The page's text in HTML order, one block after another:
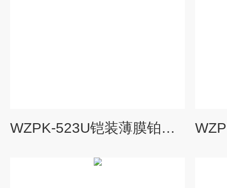
WZPK-523U铠装薄膜铂热电阻，WZPK-523U,